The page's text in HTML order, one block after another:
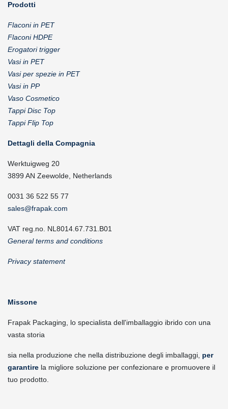
Prodotti
Flaconi in PET
Flaconi HDPE
Erogatori trigger
Vasi in PET
Vasi per spezie in PET
Vasi in PP
Vaso Cosmetico
Tappi Disc Top
Tappi Flip Top
Dettagli della Compagnia
Werktuigweg 20
3899 AN Zeewolde, Netherlands
0031 36 522 55 77
sales@frapak.com
VAT reg.no. NL8014.67.731.B01
General terms and conditions
Privacy statement
Missone
Frapak Packaging, lo specialista dell'imballaggio ibrido con una
vasta storia
sia nella produzione che nella distribuzione degli imballaggi, per
garantire la migliore soluzione per confezionare e promuovere il
tuo prodotto.